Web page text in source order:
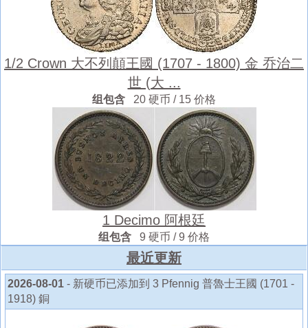
1/2 Crown 大不列顛王國 (1707 - 1800) 金 乔治二
世 (大 ...
组包含 20 硬币 / 15 价格
1 Decimo 阿根廷
组包含 9 硬币 / 9 价格
最近更新
2026-08-01 - 新硬币已添加到 3 Pfennig 普魯士王國 (1701 -
1918) 銅